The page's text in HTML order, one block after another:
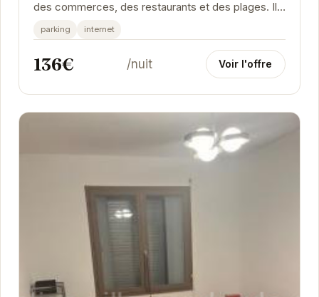
des commerces, des restaurants et des plages. Il
est équipé pour votre plus grand confort et...
parking internet
136€ /nuit Voir l'offre